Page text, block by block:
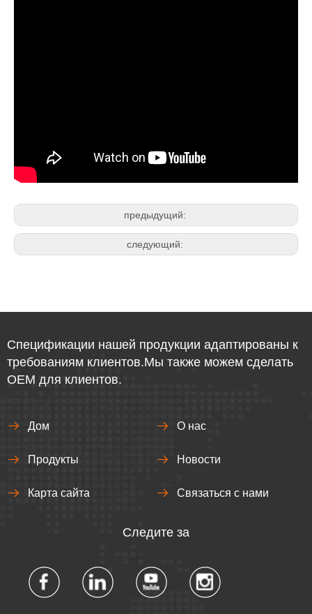
предыдущий:
следующий:
Спецификации нашей продукции адаптированы к
требованиям клиентов.Мы также можем сделать
OEM для клиентов.
Дом О нас
Продукты Новости
Карта сайта Связаться с нами
Следите за